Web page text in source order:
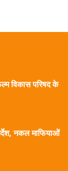
विकास परिषद के
नकल माफियाओं